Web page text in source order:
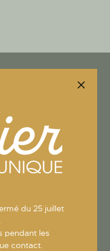
–
du 25 juillet
pendant les
contact.